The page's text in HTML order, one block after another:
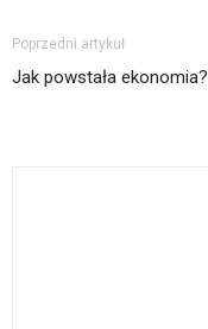
Poprzedni artykuł
Jak powstała ekonomia?